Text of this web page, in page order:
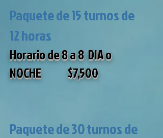
Paquete de 15 turnos de
12 horas
Horario de 8 a 8 DIA o
NOCHE $7,500
Paquete de 30 turnos de